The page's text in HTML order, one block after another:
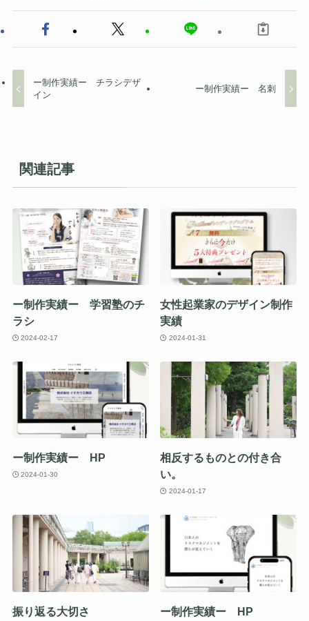
ー制作実績ー チラシデザ
イン
ー制作実績ー 名刺
関連記事
ー制作実績ー 学習塾のチ
ラシ
2024-02-17
女性起業家のデザイン制作
実績
2024-01-31
ー制作実績ー HP
2024-01-30
相反するものとの付き合
い。
2024-01-17
振り返る大切さ ー制作実績ー HP